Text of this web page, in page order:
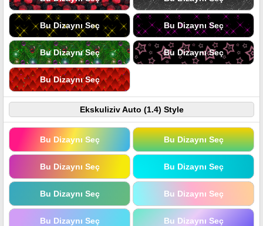
Bu Dizaynı Seç Bu Dizaynı Seç
Bu Dizaynı Seç Bu Dizaynı Seç
Bu Dizaynı Seç
Ekskuliziv Auto (1.4) Style
Bu Dizaynı Seç Bu Dizaynı Seç
Bu Dizaynı Seç Bu Dizaynı Seç
Bu Dizaynı Seç Bu Dizaynı Seç
Bu Dizaynı Seç Bu Dizaynı Seç